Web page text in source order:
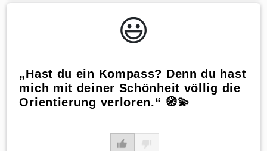
😃️
„Hast du ein Kompass? Denn du hast
mich mit deiner Schönheit völlig die
Orientierung verloren.“ 🧭💫